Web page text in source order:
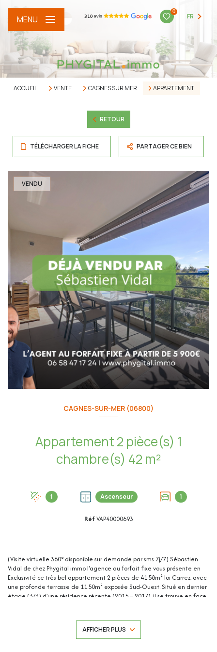
0
FR
MENU
ACCUEIL VENTE CAGNES SUR MER APPARTEMENT
RETOUR
TÉLÉCHARGER LA FICHE PARTAGER CE BIEN
VENDU
CAGNES-SUR-MER (06800)
Appartement 2 pièce(s) 1
chambre(s) 42 m²
1 Ascenseur 1
RéfVAP40000693
(Visite virtuelle 360° disponible sur demande par sms 7j/7) Sébastien
Vidal de chez Phygital immo l'agence au forfait fixe vous présente en
Exclusivité ce très bel appartement 2 pièces de 41.58m² loi Carrez, avec
une profonde terrasse de 11.50m² exposée Sud-Ouest. Situé en dernier
étage (3/3) d’une résidence récente (2015 – 2017), il se trouve en face
Un garage et une place de parking privative en sous-sol complètent ce
AFFICHER PLUS